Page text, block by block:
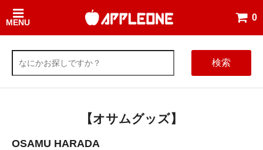
MENU
0
検索
【オサムグッズ】
OSAMU HARADA